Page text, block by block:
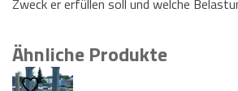
Zweck er erfüllen soll und welche
Ähnliche Produkte